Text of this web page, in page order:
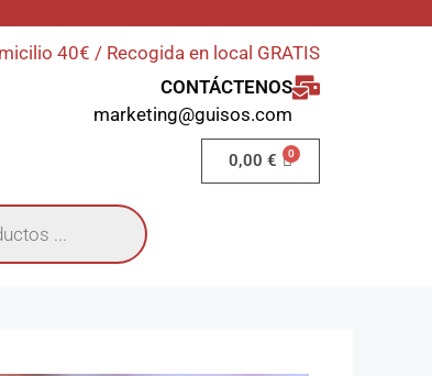
40€ / Recogida en local GRATIS
CONTÁCTENOS
marketing@guisos.com
0,00€